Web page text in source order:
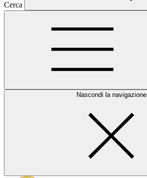
Cerca
Nascondi la navigazione